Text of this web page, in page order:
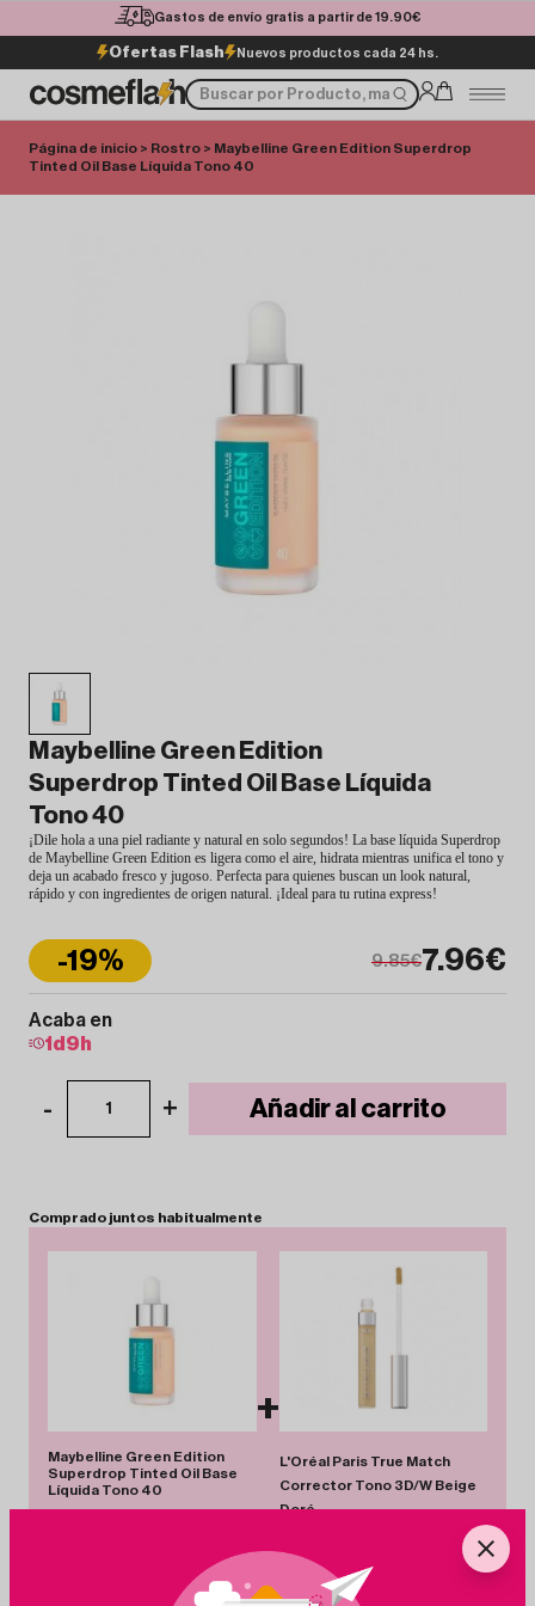
Gastos de envío gratis a partir de 19.90€
Ofertas Flash Nuevos productos cada 24 hs.
Página de inicio > Rostro > Maybelline Green Edition Superdrop
Tinted Oil Base Líquida Tono 40
Maybelline Green Edition
Superdrop Tinted Oil Base Líquida
Tono 40
¡Dile hola a una piel radiante y natural en solo segundos! La base líquida Superdrop
de Maybelline Green Edition es ligera como el aire, hidrata mientras unifica el tono y
deja un acabado fresco y jugoso. Perfecta para quienes buscan un look natural,
rápido y con ingredientes de origen natural. ¡Ideal para tu rutina express!
7.96€
-19% 9.85€
Acaba en
1 d 9 h
- 1 + Añadir al carrito
Comprado juntos habitualmente
Maybelline Green Edition
Superdrop Tinted Oil Base
Líquida Tono 40
+
L'Oréal Paris True Match
Corrector Tono 3D/W Beige
Doré